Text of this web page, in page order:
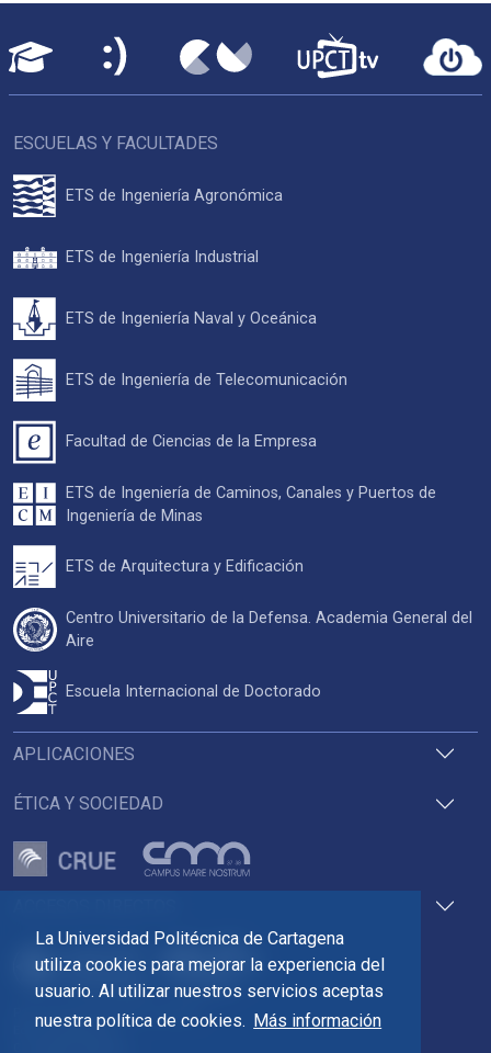
La Universidad Politécnica de Cartagena
utiliza cookies para mejorar la experiencia del
usuario. Al utilizar nuestros servicios aceptas
nuestra política de cookies. Más información
Pza. del Cronista Isidoro Valverde
Edif. La Milagrosa
APLICACIONES
ÉTICA Y SOCIEDAD
ESCUELAS Y FACULTADES
ETS de Ingeniería Agronómica
ETS de Ingeniería Industrial
ETS de Ingeniería Naval y Oceánica
ETS de Ingeniería de Telecomunicación
Facultad de Ciencias de la Empresa
ETS de Ingeniería de Caminos, Canales y Puertos de
Ingeniería de Minas
ETS de Arquitectura y Edificación
Centro Universitario de la Defensa. Academia General del
Aire
Escuela Internacional de Doctorado